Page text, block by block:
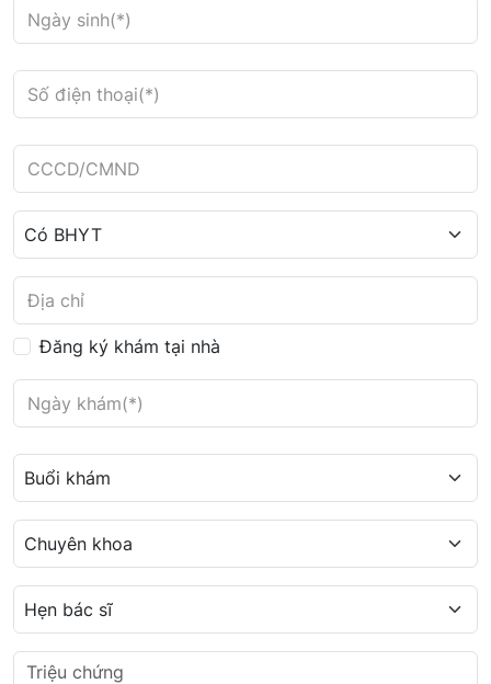
Đăng ký khám tại nhà